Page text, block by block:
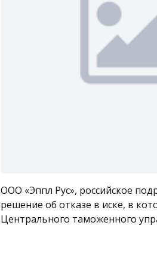
ООО «Эппл Рус», российское
решение об отказе в иске, в
Центрального таможенного